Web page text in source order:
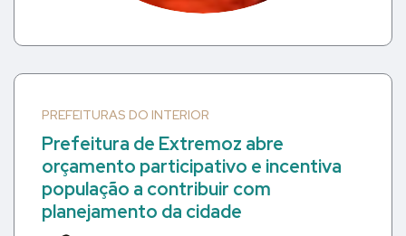
PREFEITURAS DO INTERIOR
Prefeitura de Extremoz abre
orçamento participativo e incentiva
população a contribuir com
planejamento da cidade